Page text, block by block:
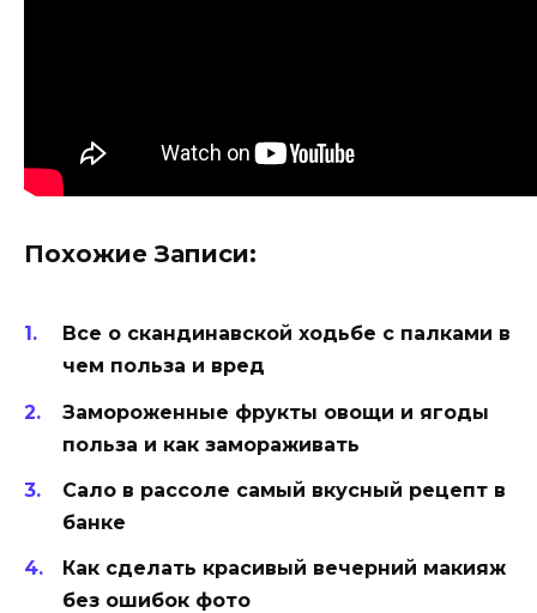
Похожие Записи:
Все о скандинавской ходьбе с палками в
чем польза и вред
Замороженные фрукты овощи и ягоды
польза и как замораживать
Сало в рассоле самый вкусный рецепт в
банке
Как сделать красивый вечерний макияж
без ошибок фото